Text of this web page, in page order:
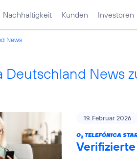
Nachhaltigkeit Kunden Investoren
News
Deutschland News
19. Februar 2026
O2 TELEFÓNICA